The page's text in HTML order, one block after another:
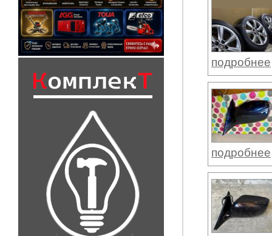
подробнее
подробнее